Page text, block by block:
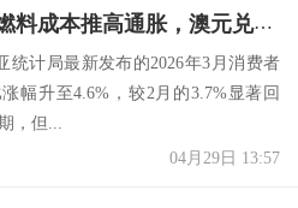
澳大利亚3月CPI升至4.6%燃料成本推高通胀，澳元兑美元维持高位震荡
统计局最新发布的2026年3月消费者
幅升至4.6%，较2月的3.7%显著回
，但...
04月29日 13:57